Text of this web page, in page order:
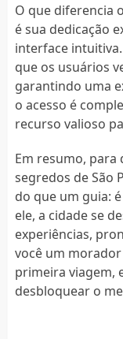
O que diferencia
é sua dedicação
interface
que os usuários
garantindo uma
o acesso é
recurso valioso
Em resumo,
segredos de São
do que um guia:
ele, a cidade se
experiências,
você um
primeira viagem,
desbloquear o